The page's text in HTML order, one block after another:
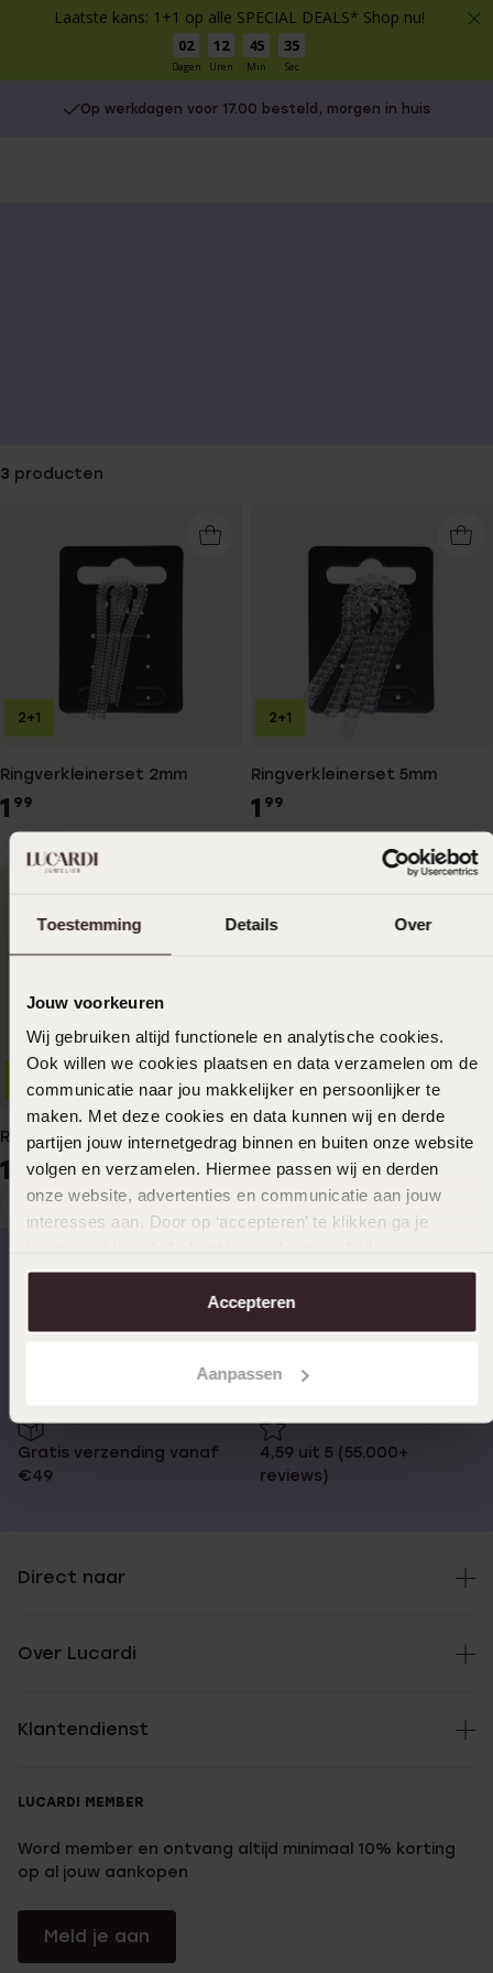
Laatste kans: 1+1 op alle SPECIAL DEALS* Shop nu!
02
Dagen
12
Uren
45
Min
35
Sec
Toestemming Details Over
Jouw voorkeuren
Wij gebruiken altijd functionele en analytische cookies.
Ook willen we cookies plaatsen en data verzamelen om de
communicatie naar jou makkelijker en persoonlijker te
maken. Met deze cookies en data kunnen wij en derde
partijen jouw internetgedrag binnen en buiten onze website
volgen en verzamelen. Hiermee passen wij en derden
onze website, advertenties en communicatie aan jouw
interesses aan. Door op ‘accepteren’ te klikken ga je
aanpassen. Lees er meer over in onscookiebeleid.
Accepteren
Aanpassen
Op werkdagen voor 17.00 besteld, morgen in huis
3 producten
Ringverkleinerset 2mm
1 99
2+1
Ringverkleinerset 5mm
1 99
2+1
Ringverkleinerset 3mm
1 99
Huidige
1
pagina
Op werkdagen voor 17.00
besteld, morgen in huis
14 dagen gratis
retourneren
Gratis verzending vanaf
€49
4,59 uit 5 (55.000+
reviews)
Direct naar
Over Lucardi
Klantendienst
LUCARDI MEMBER
Word member en ontvang altijd minimaal 10% korting
op al jouw aankopen
Meld je aan